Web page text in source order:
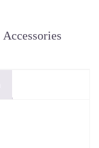
Accessories